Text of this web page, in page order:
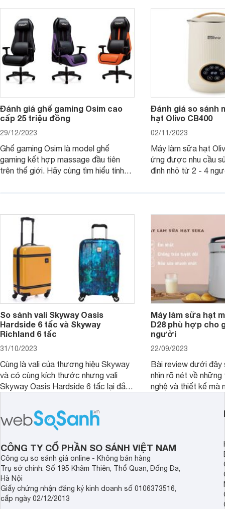
- 500k đẹp mắt nhé.
2025 mới vừa sang,
mua sắm cuối năm.
Đánh giá ghế gaming Osim cao
cấp 25 triệu đồng
29/12/2023
Ghế gaming Osim là model ghế
gaming kết hợp massage đầu tiên
trên thế giới. Hãy cùng tìm hiểu tính
Đánh giá so sánh
hạt Olivo CB400
02/11/2023
Máy làm sữa hạt
ứng được nhu cầu
đình nhỏ từ 2 - 4
So sánh vali Skyway Oasis
Hardside 6 tấc và Skyway
Richland 6 tấc
31/10/2023
Cùng là vali của thương hiệu Skyway
và có cùng kích thước nhưng vali
Skyway Oasis Hardside 6 tấc lại đắt
triệu đồng.
Máy làm sữa hạt
D28 phù hợp cho
người
22/09/2023
Bài review dưới đây
nhìn rõ nét về những
nghệ và thiết kế mà
thể đưa ra quyết
CÔNG TY CỔ PHẦN SO SÁNH VIỆT NAM
Công cụ so sánh giá online - Không bán hàng
Trụ sở chính: Số 195 Khâm Thiên, Thổ Quan, Đống Đa,
Hà Nội
Giấy chứng nhận đăng ký kinh doanh số 0106373516,
cấp ngày 02/12/2013